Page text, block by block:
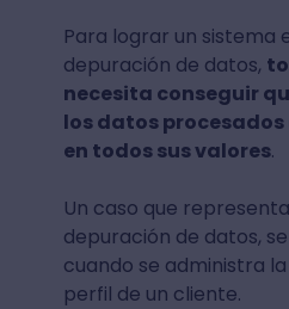
Para lograr un sistema
depuración de datos,
necesita conseguir
los datos
en todos sus valores.
Un caso que
depuración de datos,
cuando se administra
perfil de un cliente.